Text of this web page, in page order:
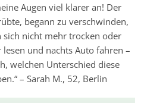
Augen viel klarer an! Der
begann zu verschwinden,
sich nicht mehr trocken oder
und nachts Auto fahren –
welchen Unterschied diese
– Sarah M., 52, Berlin